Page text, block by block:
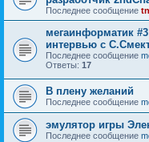
Последнее сообщение
мегаинформатик
интервью с
Последнее сообщение
Ответы: 17
В плену желаний
Последнее сообщение
эмулятор игры
Последнее сообщение